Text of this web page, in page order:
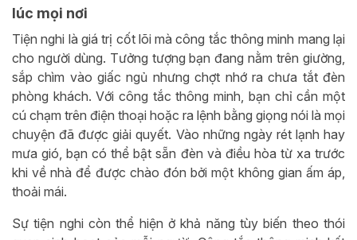
lúc mọi nơi
Tiện nghi là giá trị cốt lõi mà công tắc thông minh mang lại
cho người dùng. Tưởng tượng bạn đang nằm trên giường,
sắp chìm vào giấc ngủ nhưng chợt nhớ ra chưa tắt đèn
phòng khách. Với công tắc thông minh, bạn chỉ cần một
cú chạm trên điện thoại hoặc ra lệnh bằng giọng nói là mọi
chuyện đã được giải quyết. Vào những ngày rét lạnh hay
mưa gió, bạn có thể bật sẵn đèn và điều hòa từ xa trước
khi về nhà để được chào đón bởi một không gian ấm áp,
thoải mái.
Sự tiện nghi còn thể hiện ở khả năng tùy biến theo thói